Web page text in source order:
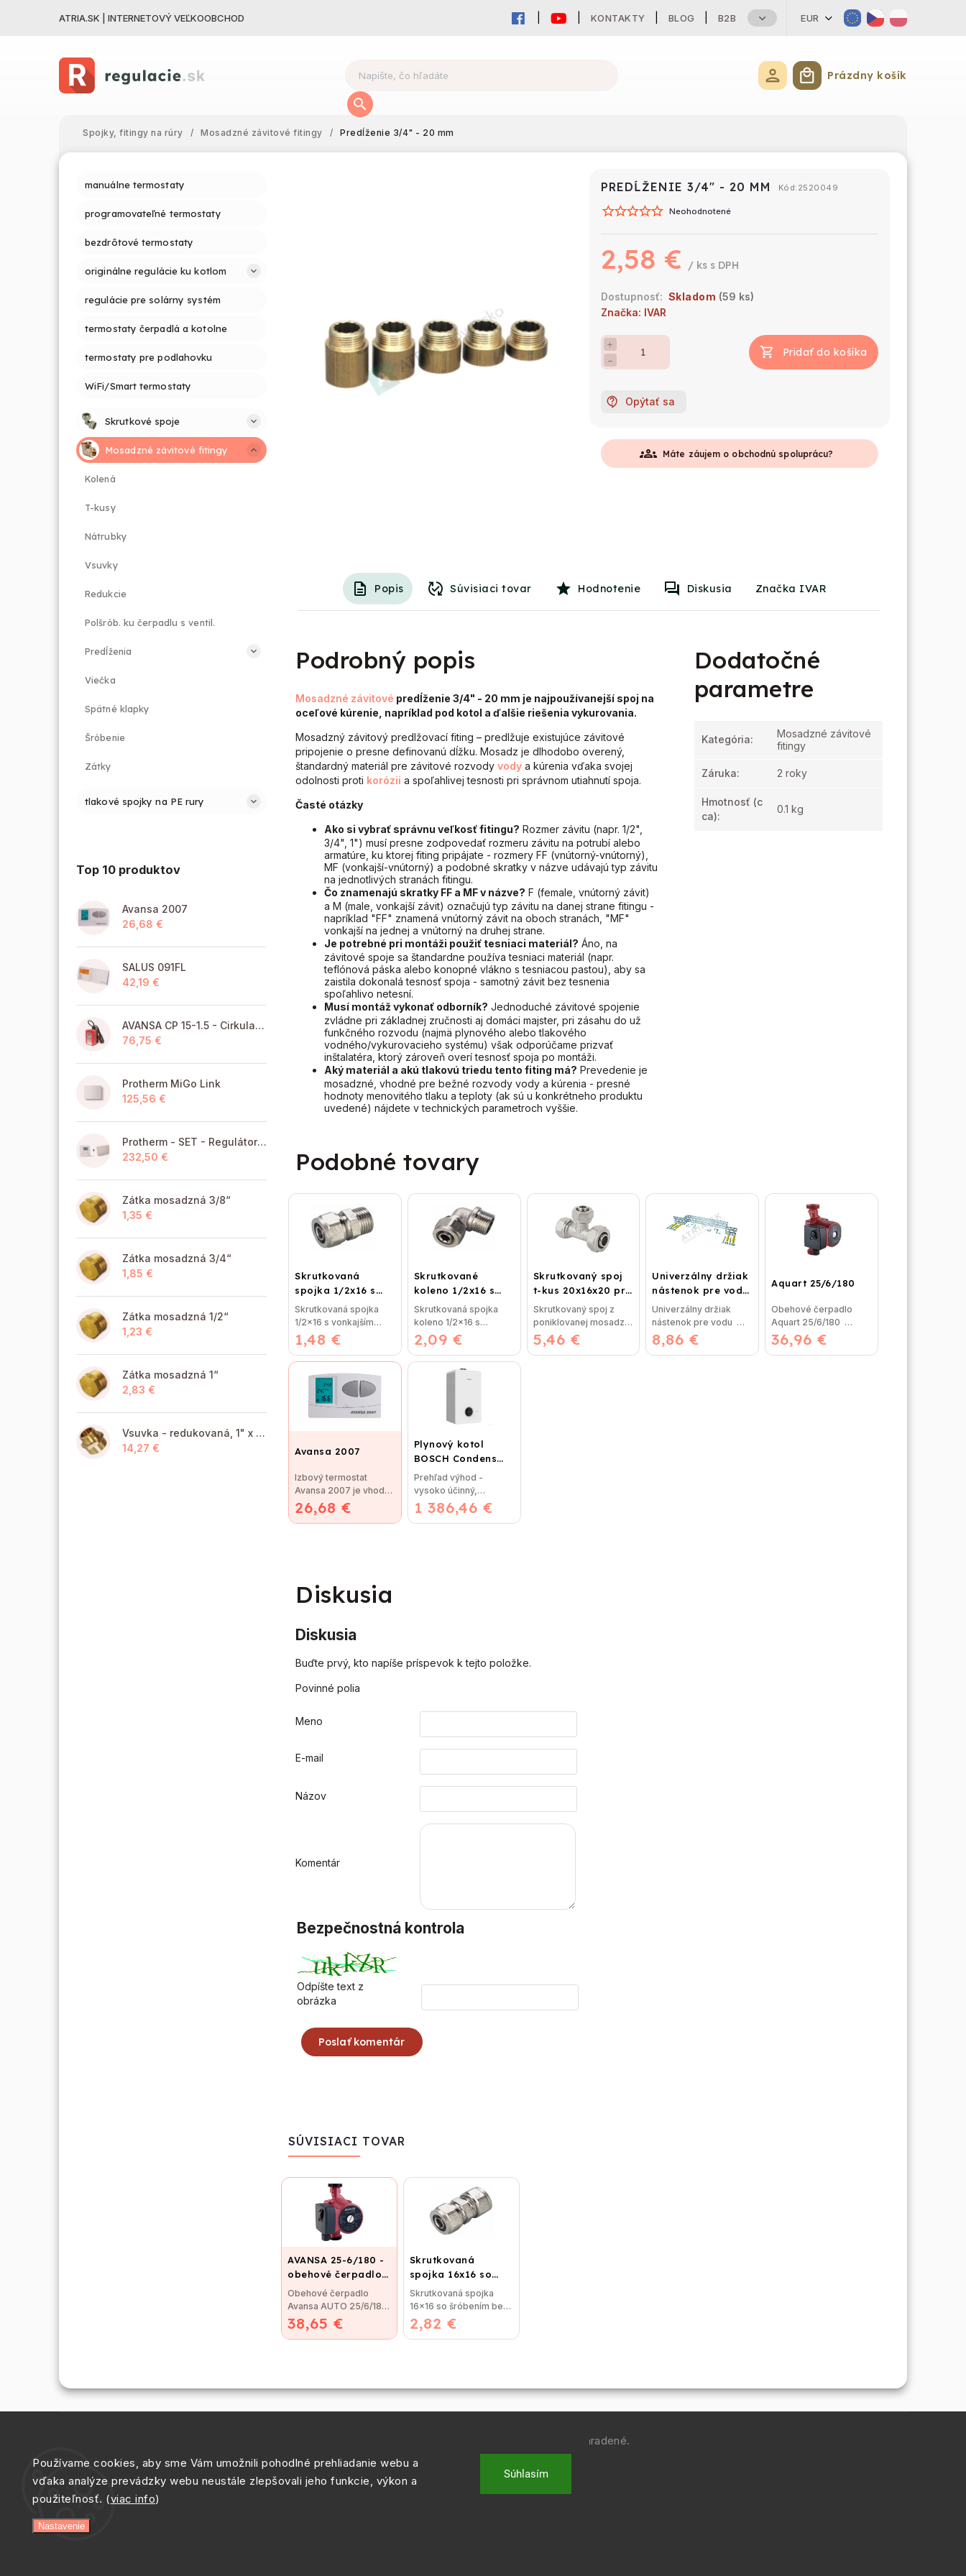
Používame cookies, aby sme Vám umožnili pohodlné prehliadanie webu a
vďaka analýze prevádzky webu neustále zlepšovali jeho funkcie, výkon a
použiteľnosť. (viac info)
Nastavenie
Súhlasím
ATRIA.SK | INTERNETOVÝ VEĽKOOBCHOD KONTAKTY BLOG B2B EUR
Nákupný košík
Prázdny košík
Spojky, fitingy na rúry / Mosadzné závitové fitingy / Predĺženie 3/4" - 20 mm
manuálne termostaty
programovateľné termostaty
bezdrôtové termostaty
originálne regulácie ku kotlom
regulácie pre solárny systém
termostaty čerpadlá a kotolne
termostaty pre podlahovku
WiFi/Smart termostaty
Skrutkové spoje
Mosadzné závitové fitingy
Kolená
T-kusy
Nátrubky
Vsuvky
Redukcie
Polšrób. ku čerpadlu s ventil.
Predĺženia
Viečka
Spätné klapky
Šróbenie
Zátky
tlakové spojky na PE rury
Top 10 produktov
Avansa 2007
26,68 €
SALUS 091FL
42,19 €
AVANSA CP 15-1.5 - Cirkulačné čerpadlo TÚV pre pitnú vodu
76,75 €
Protherm MiGo Link
125,56 €
Protherm - SET - Regulátor MiGo Select + brána MiGo Link
232,50 €
Zátka mosadzná 3/8“
1,35 €
Zátka mosadzná 3/4“
1,85 €
Zátka mosadzná 1/2“
1,23 €
Zátka mosadzná 1“
2,83 €
Vsuvka - redukovaná, 1" x 6/4" MM
14,27 €
PREDĹŽENIE 3/4" - 20 MM Kód: 2520049
Neohodnotené
Značka: IVAR
2,58 € / ks
Skladom (59 ks)
+
−
Pridať do košíka
Opýtať sa
groups Máte záujem o obchodnú spoluprácu?
Popis Súvisiaci tovar Hodnotenie Diskusia Značka IVAR
Podrobný popis
Mosadzné závitové predĺženie 3/4" - 20 mm je najpoužívanejší spoj na
oceľové kúrenie, napríklad pod kotol a ďalšie riešenia vykurovania.
Mosadzný závitový predlžovací fiting – predlžuje existujúce závitové
pripojenie o presne definovanú dĺžku. Mosadz je dlhodobo overený,
štandardný materiál pre závitové rozvody vody a kúrenia vďaka svojej
odolnosti proti korózii a spoľahlivej tesnosti pri správnom utiahnutí spoja.
Časté otázky
Ako si vybrať správnu veľkosť fitingu? Rozmer závitu (napr. 1/2",
3/4", 1") musí presne zodpovedať rozmeru závitu na potrubí alebo
armatúre, ku ktorej fiting pripájate - rozmery FF (vnútorný-vnútorný),
MF (vonkajší-vnútorný) a podobné skratky v názve udávajú typ závitu
na jednotlivých stranách fitingu.
Čo znamenajú skratky FF a MF v názve? F (female, vnútorný závit)
a M (male, vonkajší závit) označujú typ závitu na danej strane fitingu -
napríklad "FF" znamená vnútorný závit na oboch stranách, "MF"
vonkajší na jednej a vnútorný na druhej strane.
Je potrebné pri montáži použiť tesniaci materiál? Áno, na
závitové spoje sa štandardne používa tesniaci materiál (napr.
teflónová páska alebo konopné vlákno s tesniacou pastou), aby sa
zaistila dokonalá tesnosť spoja - samotný závit bez tesnenia
spoľahlivo netesní.
Musí montáž vykonať odborník? Jednoduché závitové spojenie
zvládne pri základnej zručnosti aj domáci majster, pri zásahu do už
funkčného rozvodu (najmä plynového alebo tlakového
vodného/vykurovacieho systému) však odporúčame prizvať
inštalatéra, ktorý zároveň overí tesnosť spoja po montáži.
Aký materiál a akú tlakovú triedu tento fiting má? Prevedenie je
mosadzné, vhodné pre bežné rozvody vody a kúrenia - presné
hodnoty menovitého tlaku a teploty (ak sú u konkrétneho produktu
uvedené) nájdete v technických parametroch vyššie.
Dodatočné
parametre
Kategória:
Mosadzné závitové
fitingy
Záruka: 2 roky
Hmotnosť (c
ca):
0.1 kg
Podobné tovary
Skrutkovaná
spojka 1/2x16 s
vonkajším závitom
1,48 €
Skrutkovaná spojka
1/2x16 s vonkajším
závitom bez nutnosti
lisovania,...
Skrutkované
koleno 1/2x16 s
vonkajším závitom
2,09 €
Skrutkovaná spojka
koleno 1/2x16 s
vonkajším závitom bez
nutnosti lisovania,...
Skrutkovaný spoj
t-kus 20x16x20 pre
plastohliník
5,46 €
Skrutkovaný spoj z
poniklovanej mosadze
T-kus 20x16x20 bez
nutnosti...
Univerzálny držiak
nástenok pre vodu
dvojitý
8,86 €
Univerzálny držiak
nástenok pre vodu
držiak vruty 6 x 60m
hmoždinky...
Aquart 25/6/180
36,96 €
Obehové čerpadlo
Aquart 25/6/180
Obehové čerpadlo
AQUART 25/60 180
Avansa 2007
26,68 €
Izbový termostat
Avansa 2007 je vhodný
na reguláciu väčšiny
kotlov. Termostat je...
Plynový kotol
BOSCH Condens
GC2300iW 24 P -
Závesný
kondenzačný
vykurovací kotol
1 386,46 €
Prehľad výhod -
vysoko účinný,
priestorovo úsporný -
intuitivne ovládaný
Diskusia
Diskusia
Buďte prvý, kto napíše príspevok k tejto položke.
Povinné polia
Meno
E-mail
Názov
Komentár
Bezpečnostná kontrola
Odpíšte text z
obrázka
Poslať komentár
SÚVISIACI TOVAR
AVANSA 25-6/180 -
obehové čerpadlo,
pripojovací závit
6/4"
38,65 €
Obehové čerpadlo
Avansa AUTO 25/6/180
Obehové čerpadlo
Avansa AUTO 25/60...
Skrutkovaná
spojka 16x16 so
šróbením
2,82 €
Skrutkovaná spojka
16x16 so šróbením bez
nutnosti lisovania,
použitie pre...
. Všetky práva vyhradené.
Vytvořil